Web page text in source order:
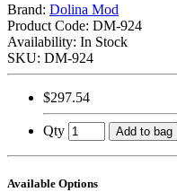
Brand: Dolina Mod
Product Code: DM-924
Availability: In Stock
SKU: DM-924
$297.54
Qty Add to bag
Available Options